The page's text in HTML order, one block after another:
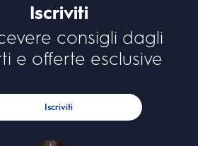
Iscriviti
consigli dagli
e offerte esclusive
Iscriviti